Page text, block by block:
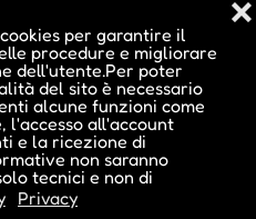
per garantire il
procedure e migliorare
dell'utente.Per poter
del sito è necessario
alcune funzioni come
l'accesso all'account
e la ricezione di
non saranno
tecnici e non di
Privacy
❌
2014 al 17 Gen 2014
orari :
- 18.00 Uhr